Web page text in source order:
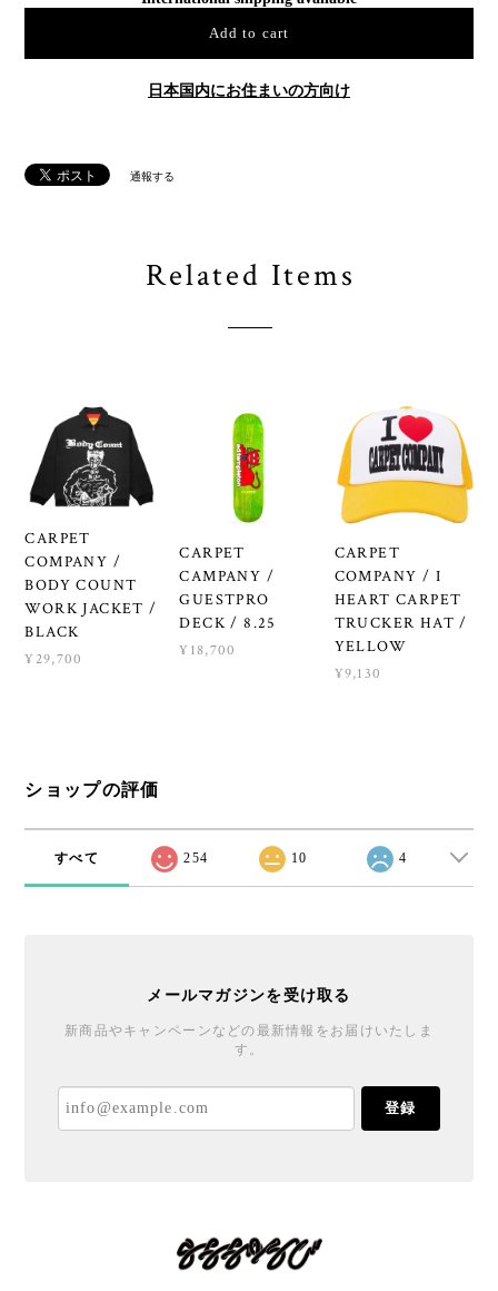
Add to cart
日本国内にお住まいの方向け
通報する
Related Items
CARPET
COMPANY /
BODY COUNT
WORK JACKET /
BLACK
¥29,700
CARPET
CAMPANY /
GUESTPRO
DECK / 8.25
¥18,700
CARPET
COMPANY / I
HEART CARPET
TRUCKER HAT /
YELLOW
¥9,130
ショップの評価
すべて 254 10 4
メールマガジンを受け取る
新商品やキャンペーンなどの最新情報をお届けいたしま
す。
登録